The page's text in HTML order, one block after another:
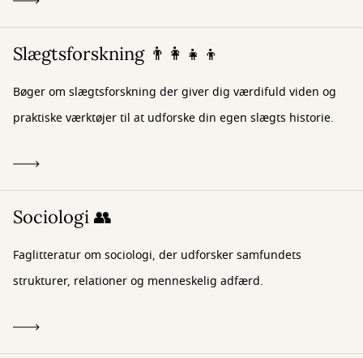
Slægtsforskning 👨‍👩‍👧‍👦
Bøger om slægtsforskning der giver dig værdifuld viden og
praktiske værktøjer til at udforske din egen slægts historie.
Sociologi 👥
Faglitteratur om sociologi, der udforsker samfundets
strukturer, relationer og menneskelig adfærd.